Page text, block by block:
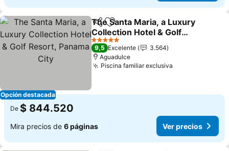
Opción destacada
Compartir
Agregar a favoritos
The Santa Maria, a Luxury
Collection Hotel & Golf
Resort, Panama City
Ver precios
5 Estrellas
9,5 Excelente
3.564
Aguadulce
Piscina familiar exclusiva
De $ 844.520
Mira precios de 6 páginas Ver precios